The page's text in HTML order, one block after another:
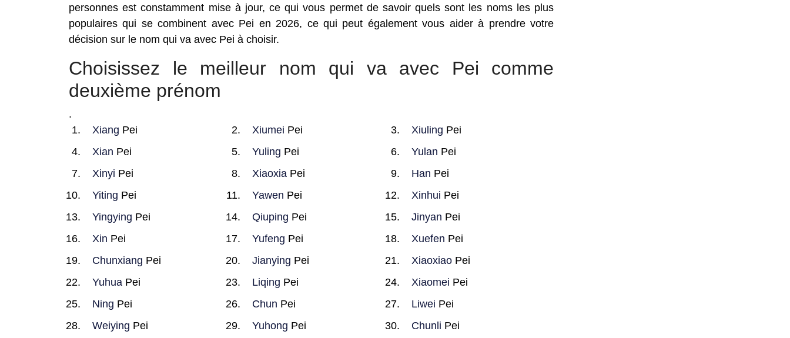
personnes est constamment mise à jour, ce qui vous permet de savoir quels sont les noms les plus
populaires qui se combinent avec Pei en 2026, ce qui peut également vous aider à prendre votre
décision sur le nom qui va avec Pei à choisir.
Choisissez le meilleur nom qui va avec Pei comme
deuxième prénom
.
Xiang Pei Xiumei Pei Xiuling Pei
Xian Pei Yuling Pei Yulan Pei
Xinyi Pei XiaoxiaPei Han Pei
Yiting Pei Yawen Pei Xinhui Pei
Yingying Pei Qiuping Pei Jinyan Pei
Xin Pei Yufeng Pei Xuefen Pei
Chunxiang Pei Jianying Pei Xiaoxiao Pei
Yuhua Pei Liqing Pei Xiaomei Pei
Ning Pei Chun Pei Liwei Pei
Weiying Pei Yuhong Pei Chunli Pei